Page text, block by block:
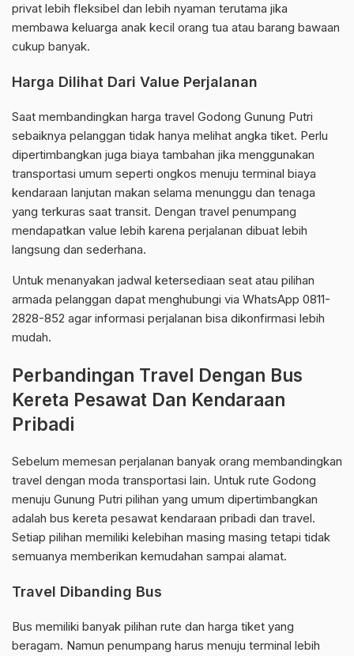
privat lebih fleksibel dan lebih nyaman terutama jika
membawa keluarga anak kecil orang tua atau barang bawaan
cukup banyak.
Harga Dilihat Dari Value Perjalanan
Saat membandingkan harga travel Godong Gunung Putri
sebaiknya pelanggan tidak hanya melihat angka tiket. Perlu
dipertimbangkan juga biaya tambahan jika menggunakan
transportasi umum seperti ongkos menuju terminal biaya
kendaraan lanjutan makan selama menunggu dan tenaga
yang terkuras saat transit. Dengan travel penumpang
mendapatkan value lebih karena perjalanan dibuat lebih
langsung dan sederhana.
Untuk menanyakan jadwal ketersediaan seat atau pilihan
armada pelanggan dapat menghubungi via WhatsApp 0811-
2828-852 agar informasi perjalanan bisa dikonfirmasi lebih
mudah.
Perbandingan Travel Dengan Bus
Kereta Pesawat Dan Kendaraan
Pribadi
Sebelum memesan perjalanan banyak orang membandingkan
travel dengan moda transportasi lain. Untuk rute Godong
menuju Gunung Putri pilihan yang umum dipertimbangkan
adalah bus kereta pesawat kendaraan pribadi dan travel.
Setiap pilihan memiliki kelebihan masing masing tetapi tidak
semuanya memberikan kemudahan sampai alamat.
Travel Dibanding Bus
Bus memiliki banyak pilihan rute dan harga tiket yang
beragam. Namun penumpang harus menuju terminal lebih